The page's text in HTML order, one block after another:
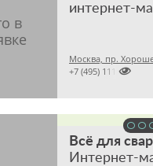

+7 (495) 1115505
Всё для